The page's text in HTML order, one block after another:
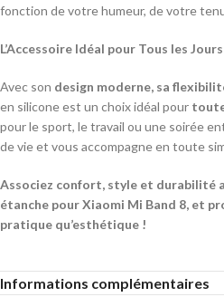
fonction de votre humeur, de votre
L’Accessoire Idéal pour Tous les Jours
Avec son design moderne, sa
en silicone est un choix idéal pour
pour le sport, le travail ou une soirée
de vie et vous accompagne en toute
Associez confort, style et durabilité
étanche pour Xiaomi Mi Band 8, et
pratique qu’esthétique !
Informations complémentaires